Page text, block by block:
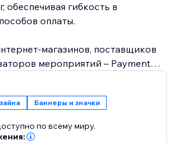
обеспечивая гибкость в
оплаты.
магазинов, поставщиков
мероприятий – Payment
на каждом этапе пути
Баннеры и значки
по всему миру.